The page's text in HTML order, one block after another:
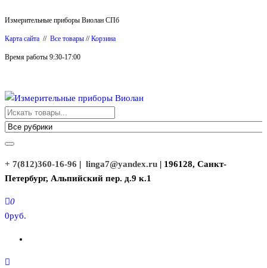
к
содержимому
Измерительные приборы Виолан СПб
Карта сайта // Все товары //Корзина
Время работы 9:30-17:00
Измерительные приборы Виолан
+ 7(812)360-16-96 | linga7@yandex.ru | 196128, Санкт-
Петербург, Альпийский пер. д.9 к.1
0
0руб.